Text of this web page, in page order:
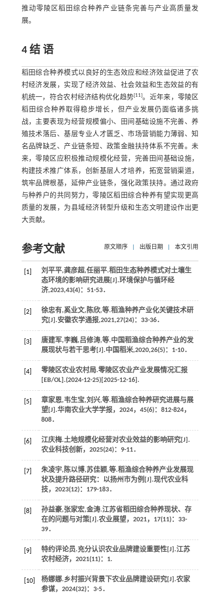
推动零陵区稻田综合种养产业链条完善与产业高质量发
展。
4 结 语
稻田综合种养模式以良好的生态效应和经济效益促进了农
村经济发展，实现了经济效益、社会效益和生态效益的有
机统一，符合农村经济结构优化趋势[11]。近年来，零陵区
稻田综合种养取得稳步增长，但产业发展仍面临诸多挑
战，主要表现为经营规模偏小、田间基础设施不完善、养
殖技术落后、基层专业人才匮乏、市场营销能力薄弱、知
名品牌缺乏、产业链条短、政策金融扶持体系不完善。未
来，零陵区应积极推动规模化经营，完善田间基础设施，
构建技术推广体系，创新基层人才培养，拓宽营销渠道，
筑牢品牌根基，延伸产业链条，强化政策扶持。通过政府
与种养户的共同努力，零陵区稻田综合种养有望实现更高
质量的发展，为县域经济转型升级和生态文明建设作出更
大贡献。
参考文献 原文顺序 出版日期 本文引用
[1]
刘平平,龚彦超,任丽平.稻田生态种养模式对土壤生
态环境的影响研究进展[J].环境保护与循环经
济,2023,43(4)：51-53．
[2] 徐忠有,奚业文,陈欣,等.稻渔种养产业化关键技术研
究[J].安徽农学通报,2021,27(24)：33-36．
[3] 唐建军,李巍,吕修涛,等.中国稻渔综合种养产业的发
展现状与若干思考[J].中国稻米,2020,26(5)：1-10．
[4]
零陵区农业农村局.零陵区农业产业发展情况汇报
[EB/OL].(2024-12-25)[2025-12-16].
[5] 章家恩,韦生宝,刘兴,等.稻渔综合种养研究进展与展
望[J].华南农业大学学报， 2024， 45(6)：812-824，
808．
[6]
江庆梅.土地规模化经营对农业效益的影响研究[J].
农业科技创新， 2025(24)：9-11．
[7] 朱凌宇,陈以博,苏佳颖,等.稻渔综合种养产业发展现
状及提升路径研究：以扬州市为例[J].现代农业科
技， 2023(12)：179-183．
[8]
孙益豪,张家宏,金涛.江苏省稻田综合种养现状、存
在的问题与对策[J].农业展望， 2021， 17(11)：33-
39．
[9] 特约评论员.充分认识农业品牌建设重要性[J].江苏
农村经济， 2021(11)：1.
[10] 杨娜娜.乡村振兴背景下农业品牌建设研究[J].农家
参谋， 2024(32)：3-5．